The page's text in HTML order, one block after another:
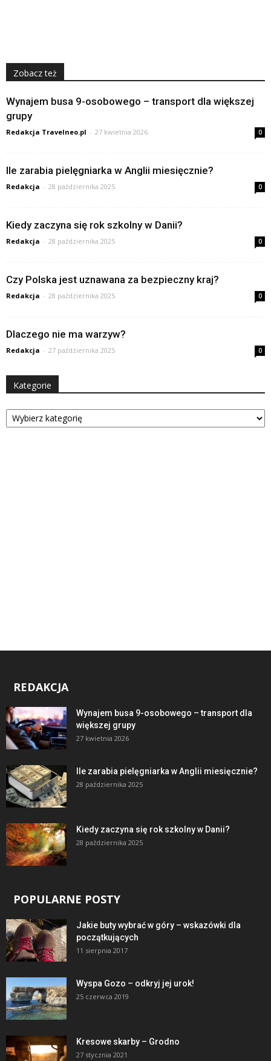
Zobacz też
Wynajem busa 9-osobowego – transport dla większej
grupy
Redakcja Travelneo.pl - 27 kwietnia 2026 0
Ile zarabia pielęgniarka w Anglii miesięcznie?
Redakcja - 28 października 2025 0
Kiedy zaczyna się rok szkolny w Danii?
Redakcja - 28 października 2025 0
Czy Polska jest uznawana za bezpieczny kraj?
Redakcja - 28 października 2025 0
Dlaczego nie ma warzyw?
Redakcja - 27 października 2025 0
Kategorie
Kategorie
REDAKCJA
Wynajem busa 9-osobowego – transport dla
większej grupy
27 kwietnia 2026
Ile zarabia pielęgniarka w Anglii miesięcznie?
28 października 2025
Kiedy zaczyna się rok szkolny w Danii?
28 października 2025
POPULARNE POSTY
Jakie buty wybrać w góry – wskazówki dla
początkujących
11 sierpnia 2017
Wyspa Gozo – odkryj jej urok!
25 czerwca 2019
Kresowe skarby – Grodno
27 stycznia 2021